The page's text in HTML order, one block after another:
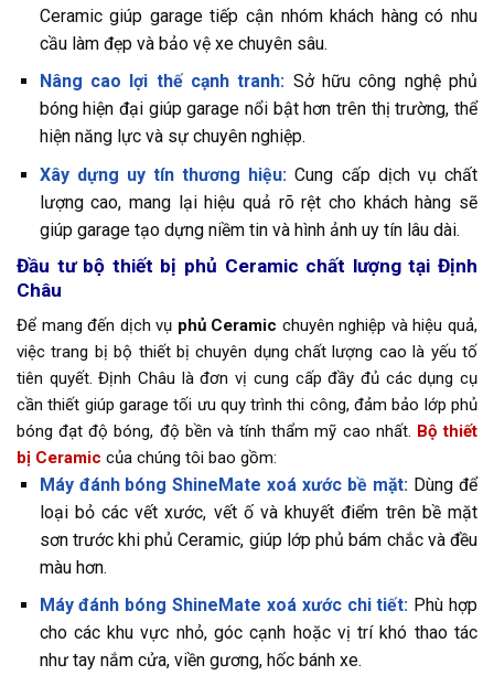
Ceramic giúp garage tiếp cận nhóm khách hàng có nhu
cầu làm đẹp và bảo vệ xe chuyên sâu.
Nâng cao lợi thế cạnh tranh: Sở hữu công nghệ phủ
bóng hiện đại giúp garage nổi bật hơn trên thị trường, thể
hiện năng lực và sự chuyên nghiệp.
Xây dựng uy tín thương hiệu: Cung cấp dịch vụ chất
lượng cao, mang lại hiệu quả rõ rệt cho khách hàng sẽ
giúp garage tạo dựng niềm tin và hình ảnh uy tín lâu dài.
Đầu tư bộ thiết bị phủ Ceramic chất lượng tại Định
Châu
Để mang đến dịch vụ phủ Ceramic chuyên nghiệp và hiệu quả,
việc trang bị bộ thiết bị chuyên dụng chất lượng cao là yếu tố
tiên quyết. Định Châu là đơn vị cung cấp đầy đủ các dụng cụ
cần thiết giúp garage tối ưu quy trình thi công, đảm bảo lớp phủ
bóng đạt độ bóng, độ bền và tính thẩm mỹ cao nhất. Bộ thiết
bị Ceramic của chúng tôi bao gồm:
Máy đánh bóng ShineMate xoá xước bề mặt: Dùng để
loại bỏ các vết xước, vết ố và khuyết điểm trên bề mặt
sơn trước khi phủ Ceramic, giúp lớp phủ bám chắc và đều
màu hơn.
Máy đánh bóng ShineMate xoá xước chi tiết: Phù hợp
cho các khu vực nhỏ, góc cạnh hoặc vị trí khó thao tác
như tay nắm cửa, viền gương, hốc bánh xe.